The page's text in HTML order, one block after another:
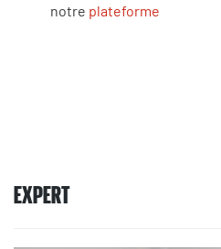
notre plateforme
EXPERT